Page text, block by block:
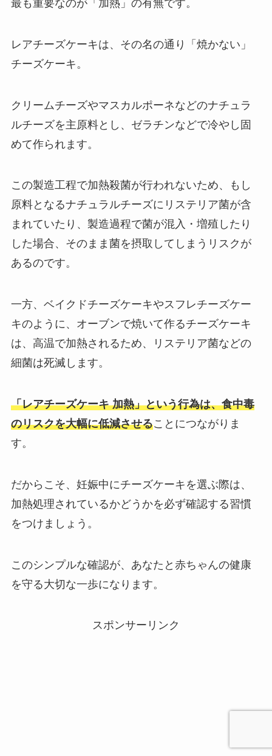
最も重要なのが「加熱」の有無です。
レアチーズケーキは、その名の通り「焼かない」
チーズケーキ。
クリームチーズやマスカルポーネなどのナチュラ
ルチーズを主原料とし、ゼラチンなどで冷やし固
めて作られます。
この製造工程で加熱殺菌が行われないため、もし
原料となるナチュラルチーズにリステリア菌が含
まれていたり、製造過程で菌が混入・増殖したり
した場合、そのまま菌を摂取してしまうリスクが
あるのです。
一方、ベイクドチーズケーキやスフレチーズケー
キのように、オーブンで焼いて作るチーズケーキ
は、高温で加熱されるため、リステリア菌などの
細菌は死滅します。
「レアチーズケーキ 加熱」という行為は、食中毒
のリスクを大幅に低減させることにつながりま
す。
だからこそ、妊娠中にチーズケーキを選ぶ際は、
加熱処理されているかどうかを必ず確認する習慣
をつけましょう。
このシンプルな確認が、あなたと赤ちゃんの健康
を守る大切な一歩になります。
スポンサーリンク